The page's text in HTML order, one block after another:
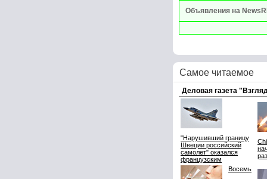
Объявления на
Самое читаемое